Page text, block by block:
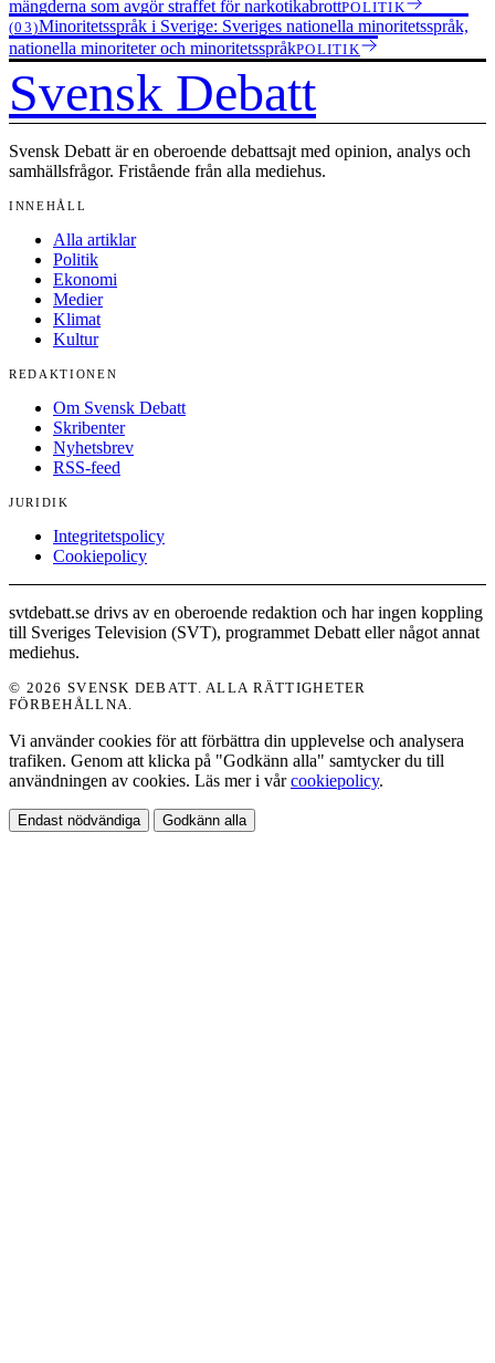
mängderna som avgör straffet för narkotikabrottPOLITIK
(03)Minoritetsspråk i Sverige: Sveriges nationella minoritetsspråk,
nationella minoriteter och minoritetsspråkPOLITIK
Svensk Debatt
Svensk Debatt är en oberoende debattsajt med opinion, analys och
samhällsfrågor. Fristående från alla mediehus.
INNEHÅLL
Alla artiklar
Politik
Ekonomi
Medier
Klimat
Kultur
REDAKTIONEN
Om Svensk Debatt
Skribenter
Nyhetsbrev
RSS-feed
JURIDIK
Integritetspolicy
Cookiepolicy
svtdebatt.se drivs av en oberoende redaktion och har ingen koppling
till Sveriges Television (SVT), programmet Debatt eller något annat
mediehus.
© 2026 SVENSK DEBATT. ALLA RÄTTIGHETER
FÖRBEHÅLLNA.
Vi använder cookies för att förbättra din upplevelse och analysera
trafiken. Genom att klicka på "Godkänn alla" samtycker du till
användningen av cookies. Läs mer i vårcookiepolicy.
Endast nödvändiga Godkänn alla